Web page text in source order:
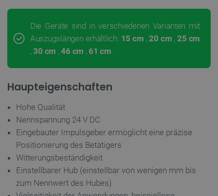
Die Geräte sind in verschiedenen Varianten mit
Auszugslängen erhältlich: 15 cm ,20 cm ,25 cm
,30 cm ,46 cm , 61 cm
Haupteigenschaften
Hohe Qualität
Nennspannung 24 V DC
Eingebauter Impulsgeber ermöglicht eine präzise
Positionierung des Betätigers
Witterungsbeständigkeit
Einstellbarer Hub (einstellbar von wenigen mm bis
zum Nennwert des Hubes)